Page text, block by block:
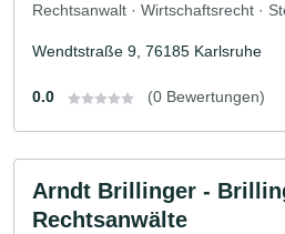
Rechtsanwalt · Wirtschaftsrecht ·
Wendtstraße 9, 76185 Karlsruhe
0.0 (0 Bewertungen)
Arndt Brillinger -
Rechtsanwälte